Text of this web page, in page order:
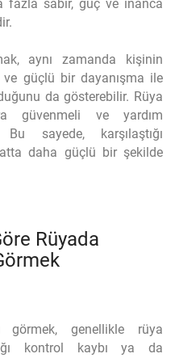
fazla sabır, güç ve inanca
aynı zamanda kişinin
güçlü bir dayanışma ile
da gösterebilir. Rüya
güvenmeli ve yardım
sayede, karşılaştığı
daha güçlü bir şekilde
Rüyada
görmek, genellikle rüya
kontrol kaybı ya da